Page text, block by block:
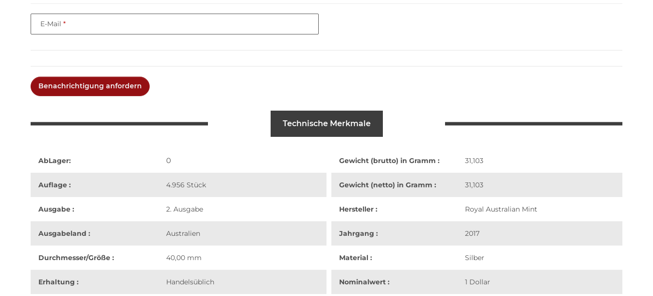
E-Mail
Benachrichtigung anfordern
Technische Merkmale
AbLager: 0
Auflage : 4.956 Stück
Ausgabe : 2. Ausgabe
Ausgabeland : Australien
Durchmesser/Größe : 40,00 mm
Erhaltung : Handelsüblich
Gewicht (brutto) in Gramm : 31,103
Gewicht (netto) in Gramm : 31,103
Hersteller : Royal Australian Mint
Jahrgang : 2017
Material : Silber
Nominalwert : 1 Dollar